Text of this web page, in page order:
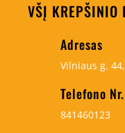
VŠĮ KREPŠINIO
Adresas
Vilniaus g.
Telefono Nr.
841460123